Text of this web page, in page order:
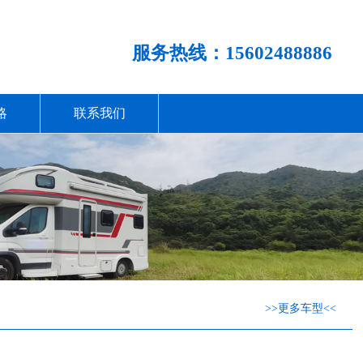
服务热线：15602488886
联系我们
>>更多车型<<